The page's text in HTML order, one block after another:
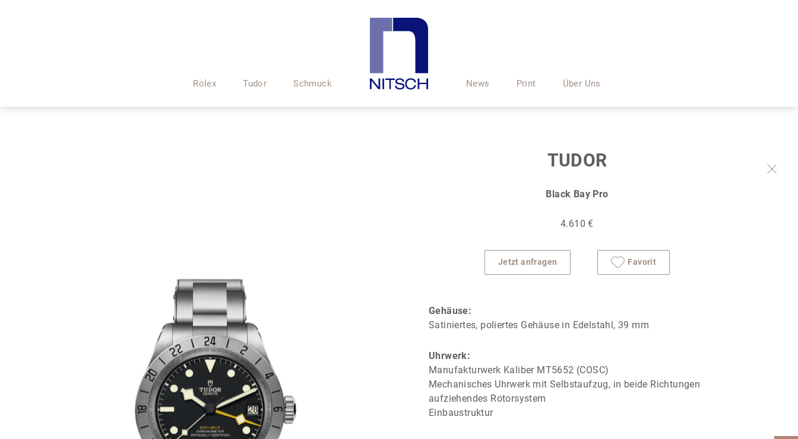
Rolex Tudor Schmuck News Print Über Uns
TUDOR
Black Bay Pro
4.610 €
Jetzt anfragen Favorit
Gehäuse:
Satiniertes, poliertes Gehäuse in Edelstahl, 39 mm
Uhrwerk:
Manufakturwerk Kaliber MT5652 (COSC)
Mechanisches Uhrwerk mit Selbstaufzug, in beide Richtungen
aufziehendes Rotorsystem
Einbaustruktur